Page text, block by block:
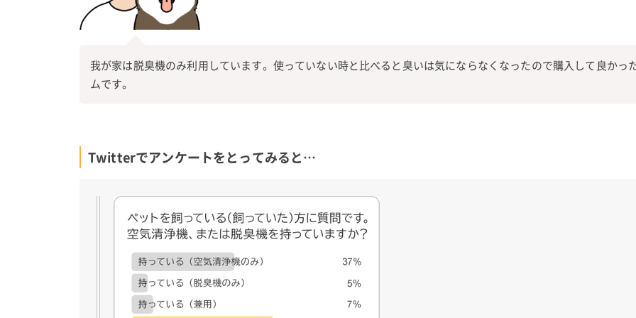
我が家は脱臭機のみ利用しています。使っていない時と比べると臭いは気にならなくなったので購入して良かっ
ムです。
Twitterでアンケートをとってみると…